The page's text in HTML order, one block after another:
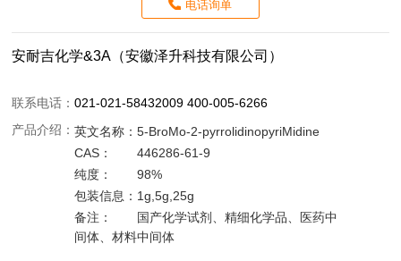
电话询单
安耐吉化学&3A（安徽泽升科技有限公司）
联系电话：021-021-58432009 400-005-6266
产品介绍：英文名称：5-BroMo-2-pyrrolidinopyriMidine
CAS：
446286-61-9
纯度：
98%
包装信息： 1g,5g,25g
备注：
国产化学试剂、精细化学品、医药中
间体、材料中间体